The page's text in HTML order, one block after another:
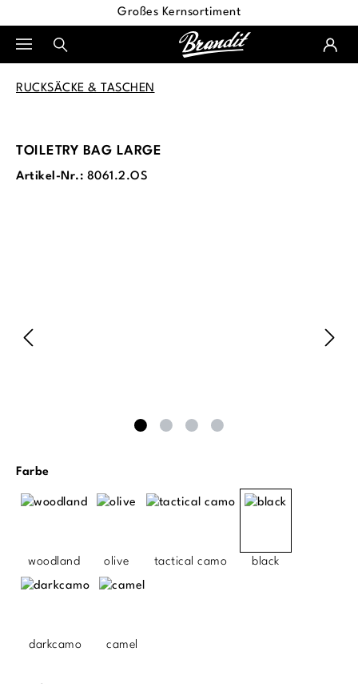
Großes Kernsortiment
RUCKSÄCKE & TASCHEN
TOILETRY BAG LARGE
Artikel-Nr.: 8061.2.OS
Farbeauswählen
woodland olive tactical camo black
darkcamo camel